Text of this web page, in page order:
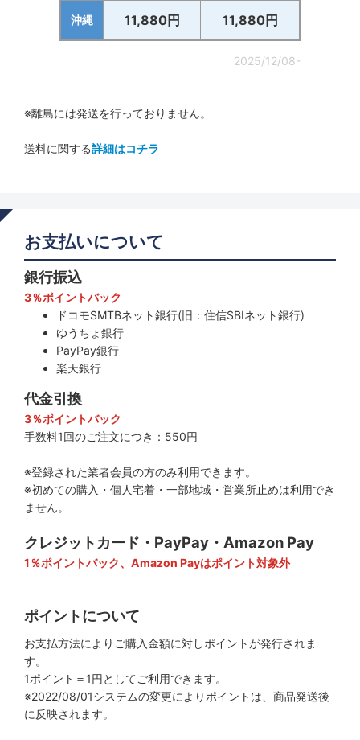
沖縄 11,880円 11,880円
2025/12/08-
※離島には発送を行っておりません。
送料に関する詳細はコチラ
お支払いについて
銀行振込
3％ポイントバック
ドコモSMTBネット銀行(旧：住信SBIネット銀行)
ゆうちょ銀行
PayPay銀行
楽天銀行
代金引換
3％ポイントバック
手数料1回のご注文につき：550円
※登録された業者会員の方のみ利用できます。
※初めての購入・個人宅着・一部地域・営業所止めは利用でき
ません。
クレジットカード・PayPay・Amazon Pay
1％ポイントバック、Amazon Payはポイント対象外
ポイントについて
お支払方法によりご購入金額に対しポイントが発行されま
す。
1ポイント＝1円としてご利用できます。
※2022/08/01システムの変更によりポイントは、商品発送後
に反映されます。